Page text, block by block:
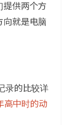
提供两个方
向就是电脑
录的比较详
高中时的动